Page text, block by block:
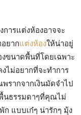
การแต่งห้องอาจจะ
ยากแต่งห้องให้น่าอยู่
ขนาดพื้นที่โดยเฉพาะ
ไม่อยากที่จะทำการ
รากจากเงินมัดจำไป
นธรรมดาๆที่คุณไม่
ก แบบเก๋ๆ น่ารักๆ มุ้ง